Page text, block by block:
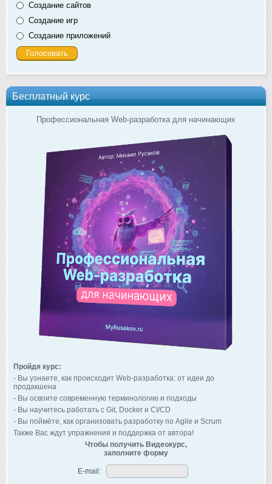
Создание сайтов
Создание игр
Создание приложений
Бесплатный курс
Профессиональная Web-разработка для начинающих
Пройдя курс:
- Вы узнаете, как происходит Web-разработка: от идеи до
продакшена
- Вы освоите современную терминологию и подходы
- Вы научитесь работать с Git, Docker и CI/CD
- Вы поймёте, как организовать разработку по Agile и Scrum
Также Вас ждут упражнения и поддержка от автора!
Чтобы получить Видеокурс,
заполните форму
E-mail: